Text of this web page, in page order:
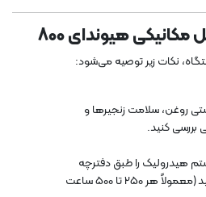
هیوندای 800
نکات زیر توصیه می‌شود:
روغن، سلامت زنجیرها و
کنید.
هیدرولیک را طبق دفترچه
راهنما تعویض کنید (معمولاً هر 250 تا 500 ساعت